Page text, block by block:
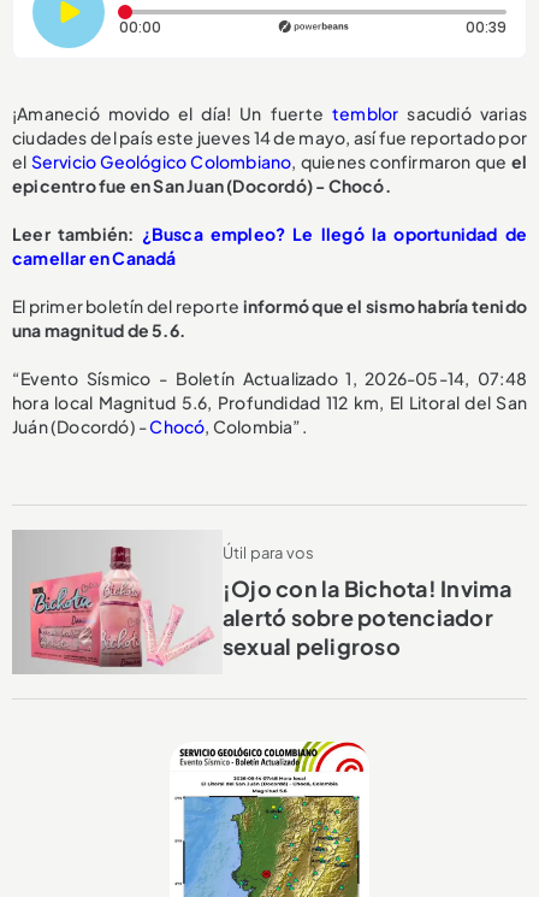
00:00 Tiempo transcurrido: 0 segundos 00:39
¡Amaneció movido el día! Un fuerte temblorsacudió varias
ciudades del país este jueves 14 de mayo, así fue reportado por
el Servicio Geológico Colombiano, quienes confirmaron que el
epicentro fue en San Juan (Docordó) - Chocó.
Leer también: ¿Busca empleo? Le llegó la oportunidad de
camellar en Canadá
El primer boletín del reporte informó que el sismo habría tenido
una magnitud de 5.6.
“Evento Sísmico - Boletín Actualizado 1, 2026-05-14, 07:48
hora local Magnitud 5.6, Profundidad 112 km, El Litoral del San
Juán (Docordó) -Chocó, Colombia”.
Útil para vos
¡Ojo con la Bichota! Invima
alertó sobre potenciador
sexual peligroso